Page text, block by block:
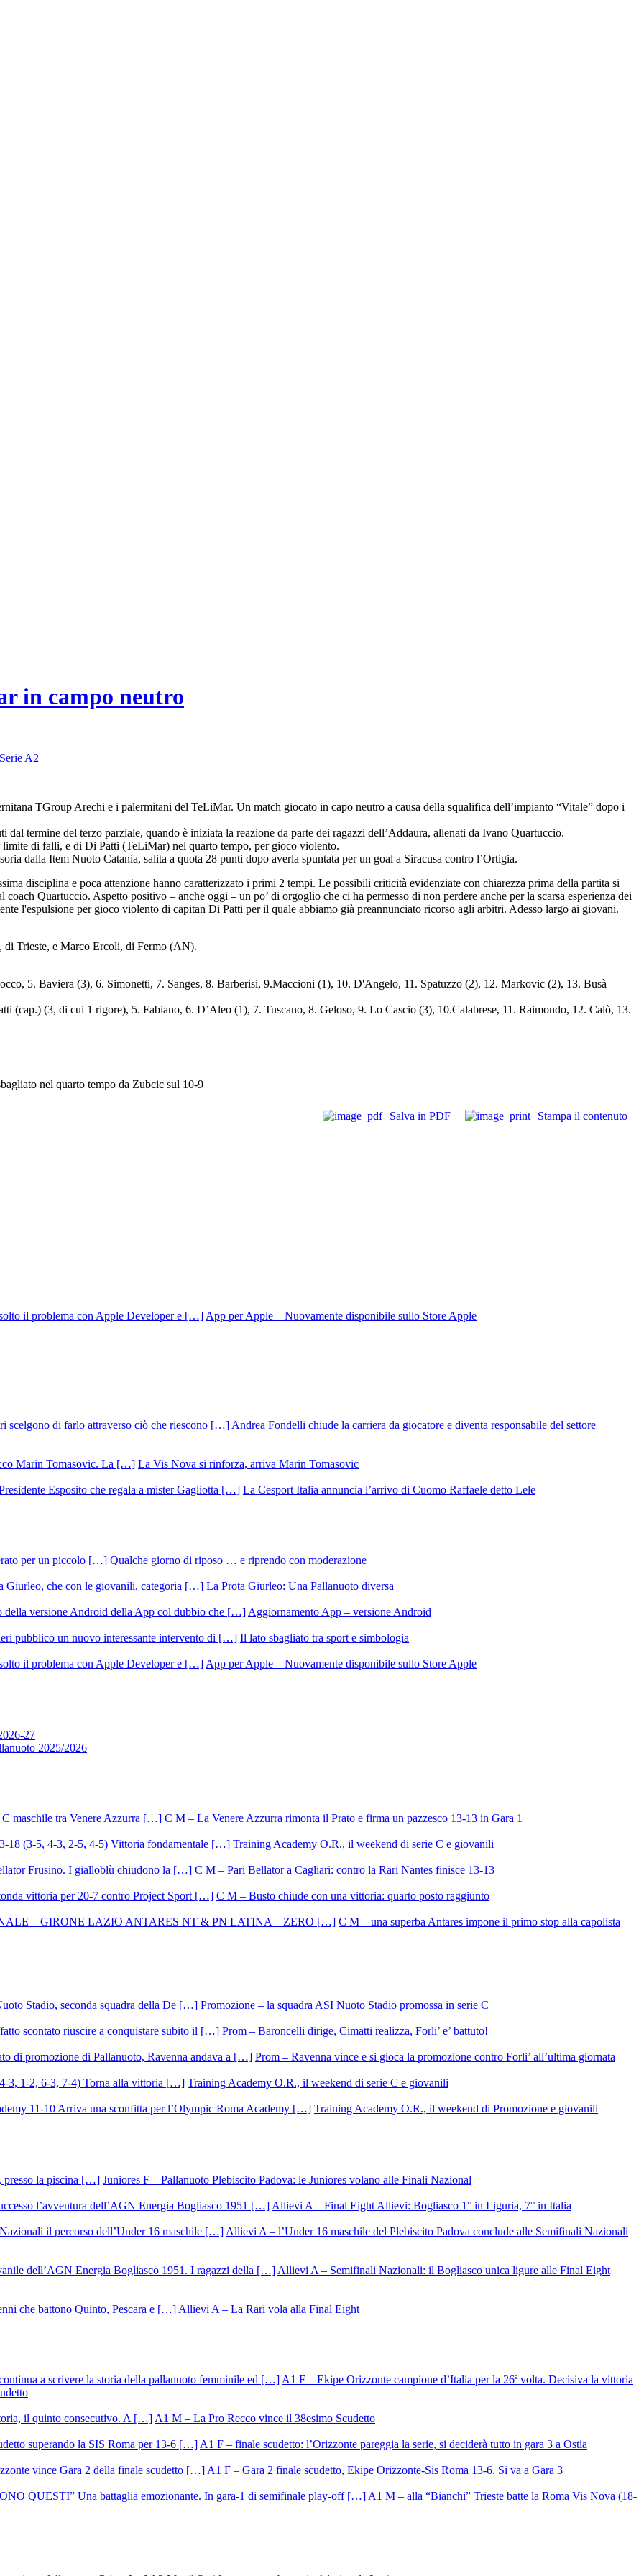
in campo neutro
Serie A2
TGroup Arechi e i palermitani del TeLiMar. Un match giocato in capo neutro a causa della squalifica dell’impianto “Vitale” dopo i
termine del terzo parziale, quando è iniziata la reazione da parte dei ragazzi dell’Addaura, allenati da Ivano Quartuccio.
di falli, e di Di Patti (TeLiMar) nel quarto tempo, per gioco violento.
dalla Item Nuoto Catania, salita a quota 28 punti dopo averla spuntata per un goal a Siracusa contro l’Ortigia.
disciplina e poca attenzione hanno caratterizzato i primi 2 tempi. Le possibili criticità evidenziate con chiarezza prima della partita si
Quartuccio. Aspetto positivo – anche oggi – un po’ di orgoglio che ci ha permesso di non perdere anche per la scarsa esperienza dei
l'espulsione per gioco violento di capitan Di Patti per il quale abbiamo già preannunciato ricorso agli arbitri. Adesso largo ai giovani.
Trieste, e Marco Ercoli, di Fermo (AN).
5. Baviera (3), 6. Simonetti, 7. Sanges, 8. Barberisi, 9.Maccioni (1), 10. D'Angelo, 11. Spatuzzo (2), 12. Markovic (2), 13. Busà –
(cap.) (3, di cui 1 rigore), 5. Fabiano, 6. D’Aleo (1), 7. Tuscano, 8. Geloso, 9. Lo Cascio (3), 10.Calabrese, 11. Raimondo, 12. Calò, 13.
nel quarto tempo da Zubcic sul 10-9
Salva in PDF Stampa il contenuto
App per Apple – Nuovamente disponibile sullo Store Apple
Andrea Fondelli chiude la carriera da giocatore e diventa responsabile del settore
La Vis Nova si rinforza, arriva Marin Tomasovic
La Cesport Italia annuncia l’arrivo di Cuomo Raffaele detto Lele
Qualche giorno di riposo … e riprendo con moderazione
La Prota Giurleo: Una Pallanuoto diversa
Aggiornamento App – versione Android
Il lato sbagliato tra sport e simbologia
App per Apple – Nuovamente disponibile sullo Store Apple
27
2025/2026
C M – La Venere Azzurra rimonta il Prato e firma un pazzesco 13-13 in Gara 1
Training Academy O.R., il weekend di serie C e giovanili
C M – Pari Bellator a Cagliari: contro la Rari Nantes finisce 13-13
C M – Busto chiude con una vittoria: quarto posto raggiunto
C M – una superba Antares impone il primo stop alla capolista
Promozione – la squadra ASI Nuoto Stadio promossa in serie C
Prom – Baroncelli dirige, Cimatti realizza, Forli’ e’ battuto!
Prom – Ravenna vince e si gioca la promozione contro Forli’ all’ultima giornata
Training Academy O.R., il weekend di serie C e giovanili
Training Academy O.R., il weekend di Promozione e giovanili
Juniores F – Pallanuoto Plebiscito Padova: le Juniores volano alle Finali Nazional
Allievi A – Final Eight Allievi: Bogliasco 1° in Liguria, 7° in Italia
Allievi A – l’Under 16 maschile del Plebiscito Padova conclude alle Semifinali Nazionali
Allievi A – Semifinali Nazionali: il Bogliasco unica ligure alle Final Eight
Allievi A – La Rari vola alla Final Eight
A1 F – Ekipe Orizzonte campione d’Italia per la 26ª volta. Decisiva la vittoria
A1 M – La Pro Recco vince il 38esimo Scudetto
A1 F – finale scudetto: l’Orizzonte pareggia la serie, si deciderà tutto in gara 3 a Ostia
A1 F – Gara 2 finale scudetto, Ekipe Orizzonte-Sis Roma 13-6. Si va a Gara 3
A1 M – alla “Bianchi” Trieste batte la Roma Vis Nova (18-